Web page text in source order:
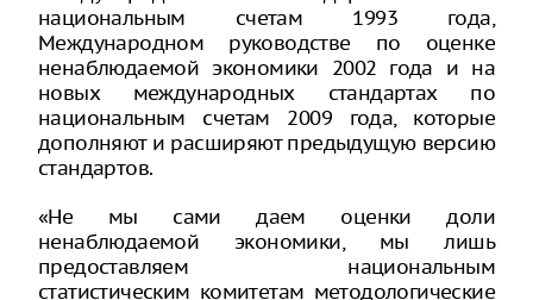
национальным счетам 1993 года,
Международном руководстве по оценке
ненаблюдаемой экономики 2002 года и на
новых международных стандартах по
национальным счетам 2009 года, которые
дополняют и расширяют предыдущую версию
стандартов.
«Не мы сами даем оценки доли
ненаблюдаемой экономики, мы лишь
предоставляем национальным
статистическим комитетам методологические